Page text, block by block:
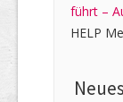
führt –
HELP